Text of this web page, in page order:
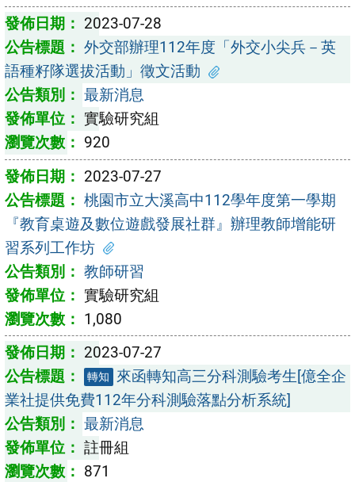
2023-07-28
外交部辦理112年度「外交小尖兵－英
語種籽隊選拔活動」徵文活動
最新消息
實驗研究組
920
2023-07-27
桃園市立大溪高中112學年度第一學期
『教育桌遊及數位遊戲發展社群』辦理教師增能研
習系列工作坊
教師研習
實驗研究組
1,080
2023-07-27
轉知
來函轉知高三分科測驗考生[億全企
業社提供免費112年分科測驗落點分析系統]
最新消息
註冊組
871